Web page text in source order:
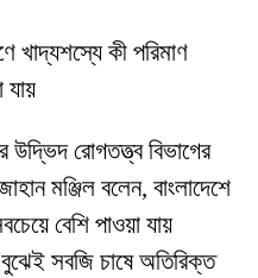
খাদ্যশস্যে কী পরিমাণ
যায়
উদ্ভিদ রোগতত্ত্ব বিভাগের
মঞ্জিল বলেন, বাংলাদেশে
বেশি পাওয়া যায়
সবজি চাষে অতিরিক্ত